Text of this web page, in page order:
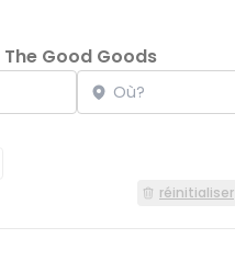
The Good Goods
Localisation
réinitialiser